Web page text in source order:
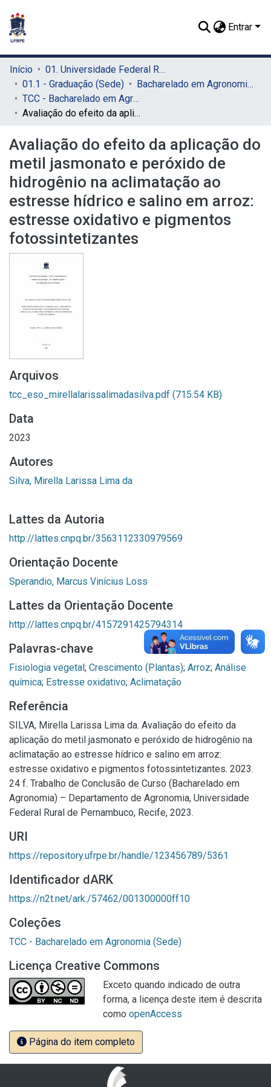
Entrar
Início
01. Universidade Federal Rural de Pernambuco - UFRPE (Sede)
01.1 - Graduação (Sede)
Bacharelado em Agronomia (Sede)
TCC - Bacharelado em Agronomia (Sede)
Avaliação do efeito da aplicação do metil jasmonato e peróxido de hidrogênio na aclimatação ao estresse hídrico e salino em arroz: estresse oxidativo e pigmentos fotossintetizantes
Avaliação do efeito da aplicação do
metil jasmonato e peróxido de
hidrogênio na aclimatação ao
estresse hídrico e salino em arroz:
estresse oxidativo e pigmentos
fotossintetizantes
Arquivos
tcc_eso_mirellalarissalimadasilva.pdf (715.54 KB)
Data
2023
Autores
Silva, Mirella Larissa Lima da
Lattes da Autoria
http://lattes.cnpq.br/3563112330979569
Orientação Docente
Sperandio, Marcus Vinícius Loss
Lattes da Orientação Docente
http://lattes.cnpq.br/4157291425794314
Palavras-chave
Fisiologia vegetal; Crescimento (Plantas); Arroz; Análise
química; Estresse oxidativo; Aclimatação
Referência
SILVA, Mirella Larissa Lima da. Avaliação do efeito da
aplicação do metil jasmonato e peróxido de hidrogênio na
aclimatação ao estresse hídrico e salino em arroz:
estresse oxidativo e pigmentos fotossintetizantes. 2023.
24 f. Trabalho de Conclusão de Curso (Bacharelado em
Agronomia) – Departamento de Agronomia, Universidade
Federal Rural de Pernambuco, Recife, 2023.
URI
https://repository.ufrpe.br/handle/123456789/5361
Identificador dARK
https://n2t.net/ark:/57462/001300000ff10
Coleções
TCC - Bacharelado em Agronomia (Sede)
Licença Creative Commons
Exceto quando indicado de outra
forma, a licença deste item é descrita
como openAccess
Página do item completo